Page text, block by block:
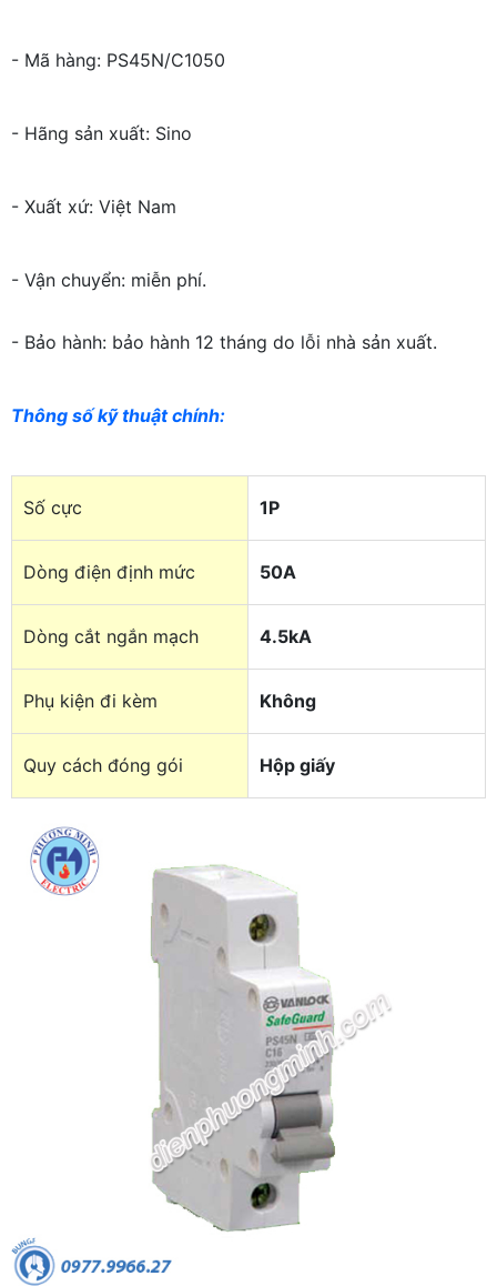
- Mã hàng: PS45N/C1050
- Hãng sản xuất: Sino
- Xuất xứ: Việt Nam
- Vận chuyển: miễn phí.
- Bảo hành: bảo hành 12 tháng do lỗi nhà sản xuất.
Thông số kỹ thuật chính:
Số cực 1P
Dòng điện định mức 50A
Dòng cắt ngắn mạch 4.5kA
Phụ kiện đi kèm Không
Quy cách đóng gói Hộp giấy